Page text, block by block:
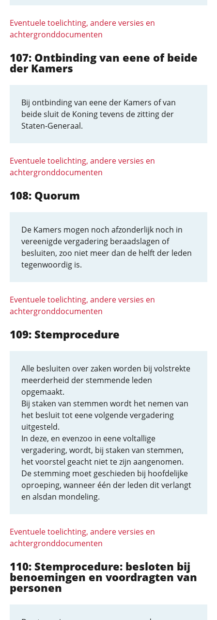
Eventuele toelichting, andere versies en
achtergronddocumenten
107: Ontbinding van eene of beide
der Kamers
Bij ontbinding van eene der Kamers of van
beide sluit de Koning tevens de zitting der
Staten-Generaal.
Eventuele toelichting, andere versies en
achtergronddocumenten
108: Quorum
De Kamers mogen noch afzonderlijk noch in
vereenigde vergadering beraadslagen of
besluiten, zoo niet meer dan de helft der leden
tegenwoordig is.
Eventuele toelichting, andere versies en
achtergronddocumenten
109: Stemprocedure
Alle besluiten over zaken worden bij volstrekte
meerderheid der stemmende leden
opgemaakt.
Bij staken van stemmen wordt het nemen van
het besluit tot eene volgende vergadering
uitgesteld.
In deze, en evenzoo in eene voltallige
vergadering, wordt, bij staken van stemmen,
het voorstel geacht niet te zijn aangenomen.
De stemming moet geschieden bij hoofdelijke
oproeping, wanneer één der leden dit verlangt
en alsdan mondeling.
Eventuele toelichting, andere versies en
achtergronddocumenten
110: Stemprocedure: besloten bij
benoemingen en voordragten van
personen